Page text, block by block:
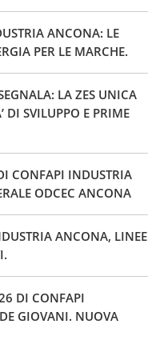
ANCONA: LE
PER LE MARCHE.
LA ZES UNICA
DI SVILUPPO E PRIME
CONFAPI INDUSTRIA
ODCEC ANCONA
ANCONA, LINEE
DI CONFAPI
GIOVANI. NUOVA